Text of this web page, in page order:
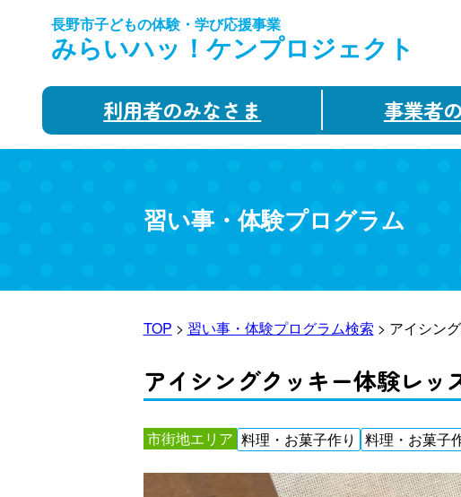
長野市子どもの体験・学び応援事業
みらいハッ！ケンプロジェクト
利用者のみなさま 事業者
習い事・体験プログラム
TOP > 習い事・体験プログラム検索 > アイシン
アイシングクッキー体験レッ
市街地エリア 料理・お菓子作り 料理・お菓子